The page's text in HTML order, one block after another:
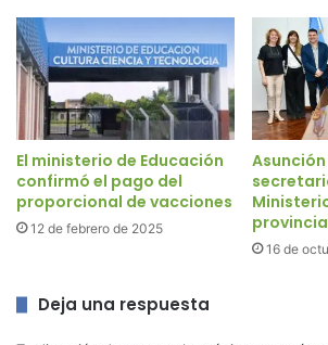
El ministerio de Educación
confirmó el pago del
proporcional de vacciones
12 de febrero de 2025
provincia
16 de
Deja una respuesta